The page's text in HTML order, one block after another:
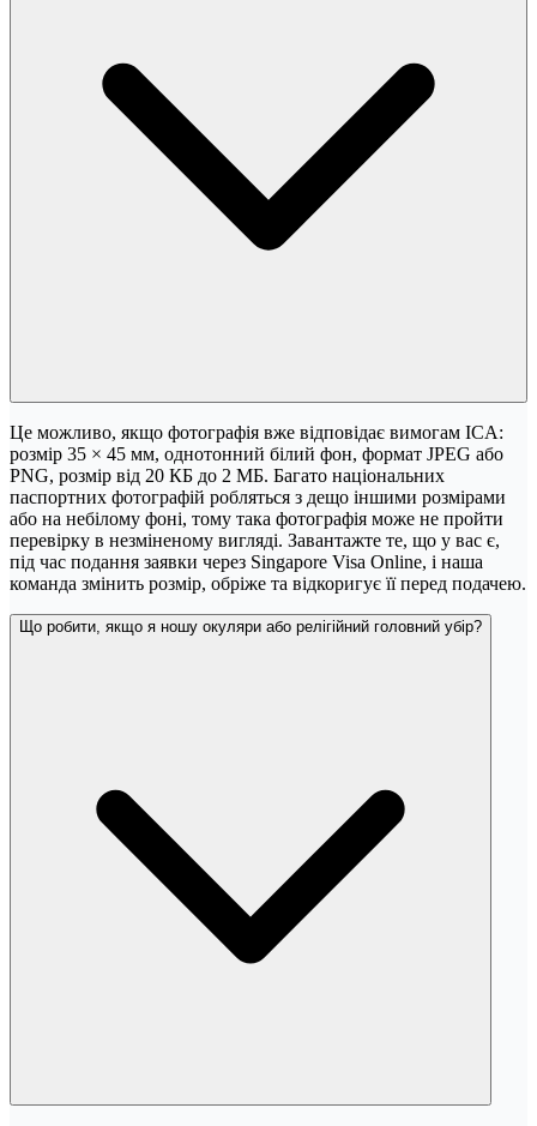
Це можливо, якщо фотографія вже відповідає вимогам ICA:
розмір 35 × 45 мм, однотонний білий фон, формат JPEG або
PNG, розмір від 20 КБ до 2 МБ. Багато національних
паспортних фотографій робляться з дещо іншими розмірами
або на небілому фоні, тому така фотографія може не пройти
перевірку в незміненому вигляді. Завантажте те, що у вас є,
під час подання заявки через Singapore Visa Online, і наша
команда змінить розмір, обріже та відкоригує її перед подачею.
Що робити, якщо я ношу окуляри або релігійний головний убір?